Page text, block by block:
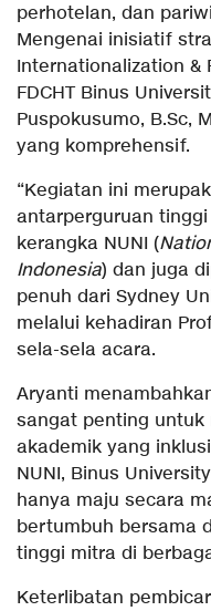
perhotelan, dan
Mengenai inisiatif
Internationalization &
FDCHT Binus
Puspokusumo, B.Sc,
yang komprehensif.
“Kegiatan ini
antarperguruan
kerangka NUNI (
Indonesia) dan juga
penuh dari Sydney
melalui kehadiran
sela-sela acara.
Aryanti
sangat penting untuk
akademik yang
NUNI, Binus
hanya maju secara
bertumbuh bersama
tinggi mitra di
Keterlibatan